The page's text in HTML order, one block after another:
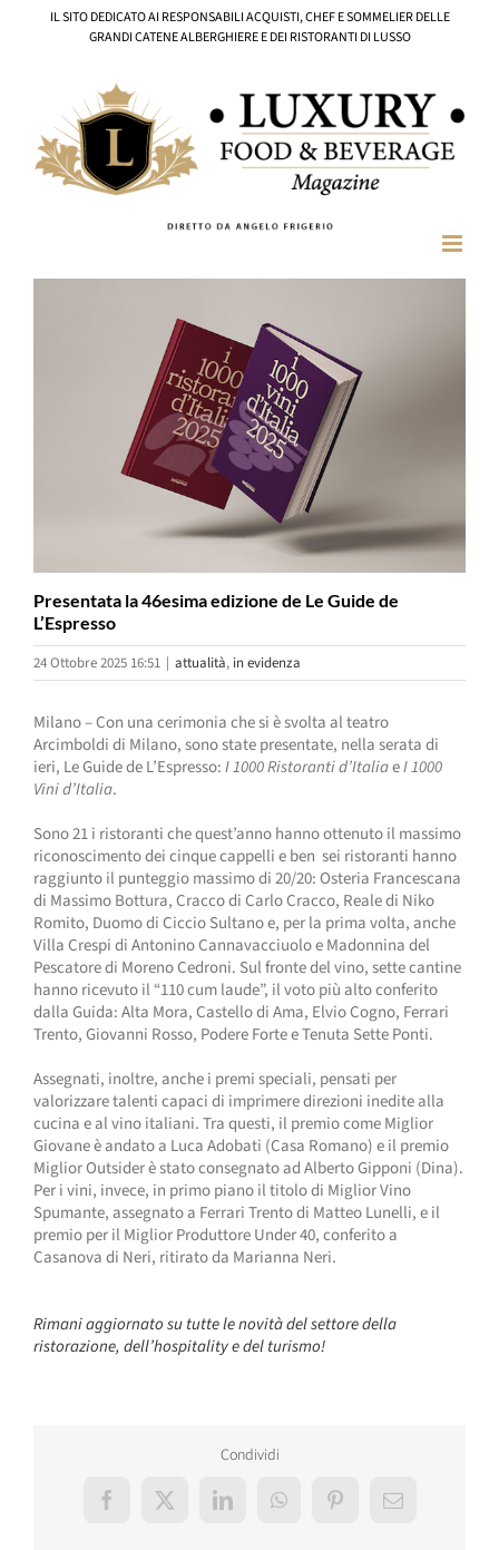
IL SITO DEDICATO AI RESPONSABILI ACQUISTI, CHEF E SOMMELIER DELLE
GRANDI CATENE ALBERGHIERE E DEI RISTORANTI DI LUSSO
Presentata la 46esima edizione de Le Guide de
L’Espresso
24 Ottobre 2025 16:51 | attualità, in evidenza
Milano – Con una cerimonia che si è svolta al teatro
Arcimboldi di Milano, sono state presentate, nella serata di
ieri, Le Guide de L’Espresso:I 1000 Ristoranti d’ItaliaeI 1000
Vini d’Italia.
Sono 21 i ristoranti che quest’anno hanno ottenuto il massimo
riconoscimento dei cinque cappelli e ben sei ristoranti hanno
raggiunto il punteggio massimo di 20/20: Osteria Francescana
di Massimo Bottura, Cracco di Carlo Cracco, Reale di Niko
Romito, Duomo di Ciccio Sultano e, per la prima volta, anche
Villa Crespi di Antonino Cannavacciuolo e Madonnina del
Pescatore di Moreno Cedroni. Sul fronte del vino, sette cantine
hanno ricevuto il “110 cum laude”, il voto più alto conferito
dalla Guida: Alta Mora, Castello di Ama, Elvio Cogno, Ferrari
Trento, Giovanni Rosso, Podere Forte e Tenuta Sette Ponti.
Assegnati, inoltre, anche i premi speciali, pensati per
valorizzare talenti capaci di imprimere direzioni inedite alla
cucina e al vino italiani. Tra questi, il premio come Miglior
Giovane è andato a Luca Adobati (Casa Romano) e il premio
Miglior Outsider è stato consegnato ad Alberto Gipponi (Dina).
Per i vini, invece, in primo piano il titolo di Miglior Vino
Spumante, assegnato a Ferrari Trento di Matteo Lunelli, e il
premio per il Miglior Produttore Under 40, conferito a
Casanova di Neri, ritirato da Marianna Neri.
Rimani aggiornato su tutte le novità del settore della
ristorazione, dell’hospitality e del turismo!
Condividi
Facebook
X LinkedInWhatsAppPinterestEmail